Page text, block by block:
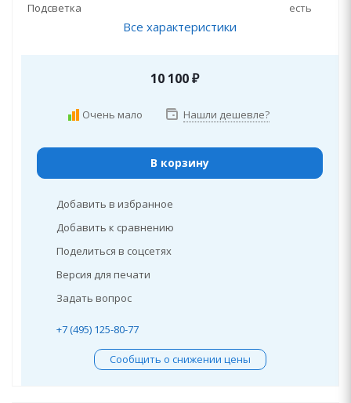
Подсветка
есть
Все характеристики
10 100₽
Очень мало Нашли дешевле?
В корзину
Добавить в избранное
Добавить к сравнению
Поделиться в соцсетях
Версия для печати
Задать вопрос
+7 (495) 125-80-77
Сообщить о снижении цены